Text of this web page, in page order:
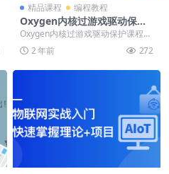
精品课程 编程教程
Oxygen内核过游戏驱动保护
课程2023
Oxygen内核过游戏驱动保护课程20
23 ├──第0章 | ├──0-1 VK...
2 年前 272